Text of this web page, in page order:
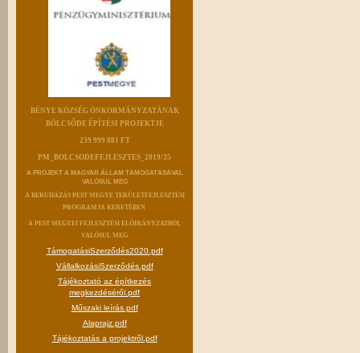
BÉNYE KÖZSÉG ÖNKORMÁNYZATÁNAK
BÖLCSŐDE ÉPÍTÉSI PROJEKTJE
239 999 881 FT
PM_BOLCSODEFEJLESZTES_2019/35
A PROJEKT A MAGYAR ÁLLAM TÁMOGATÁSÁVAL
VALÓSUL MEG
A BERUHÁZÁS PEST MEGYE TERÜLETFEJLESZTÉSI
PROGRAMJA KERETÉBEN
A PEST MEGYEI FEJLESZTÉSI ELŐIRÁNYZATBÓL
VALÓSUL MEG
TámogatásiSzerződés2020.pdf
VállalkozásiSzerződés.pdf
Tájékoztató az építkezés
megkezdéséről.pdf
Műszaki leírás.pdf
Alaprajz.pdf
Tájékoztatás a projektről.pdf